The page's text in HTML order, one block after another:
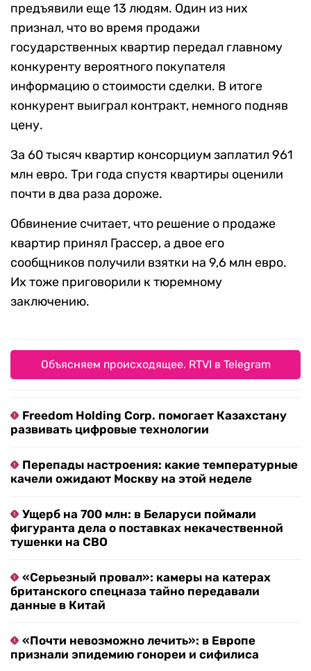
предъявили еще 13 людям. Один из них
признал, что во время продажи
государственных квартир передал главному
конкуренту вероятного покупателя
информацию о стоимости сделки. В итоге
конкурент выиграл контракт, немного подняв
цену.
За 60 тысяч квартир консорциум заплатил 961
млн евро. Три года спустя квартиры оценили
почти в два раза дороже.
Обвинение считает, что решение о продаже
квартир принял Грассер, а двое его
сообщников получили взятки на 9,6 млн евро.
Их тоже приговорили к тюремному
заключению.
Объясняем происходящее. RTVI в Telegram
Freedom Holding Corp. помогает Казахстану
развивать цифровые технологии
Перепады настроения: какие температурные
качели ожидают Москву на этой неделе
Ущерб на 700 млн: в Беларуси поймали
фигуранта дела о поставках некачественной
тушенки на СВО
«Серьезный провал»: камеры на катерах
британского спецназа тайно передавали
данные в Китай
«Почти невозможно лечить»: в Европе
признали эпидемию гонореи и сифилиса